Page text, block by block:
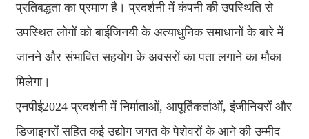
प्रतिबद्धता का प्रमाण है। प्रदर्शनी में कंपनी की उपस्थिति से
उपस्थित लोगों को बाईजिनयी के अत्याधुनिक समाधानों के बारे में
जानने और संभावित सहयोग के अवसरों का पता लगाने का मौका
मिलेगा।
एनपीई2024 प्रदर्शनी में निर्माताओं, आपूर्तिकर्ताओं, इंजीनियरों और
डिजाइनरों सहित कई उद्योग जगत के पेशेवरों के आने की उम्मीद